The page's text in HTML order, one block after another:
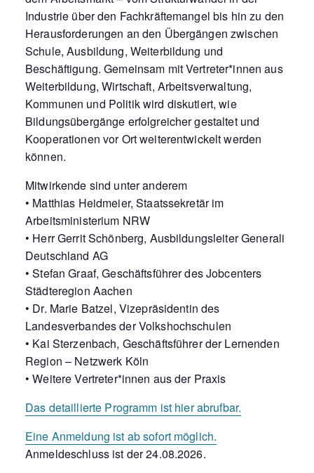
Industrie über den Fachkräftemangel bis hin zu den
Herausforderungen an den Übergängen zwischen
Schule, Ausbildung, Weiterbildung und
Beschäftigung. Gemeinsam mit Vertreter*innen aus
Weiterbildung, Wirtschaft, Arbeitsverwaltung,
Kommunen und Politik wird diskutiert, wie
Bildungsübergänge erfolgreicher gestaltet und
Kooperationen vor Ort weiterentwickelt werden
können.
Mitwirkende sind unter anderem
• Matthias Heidmeier, Staatssekretär im
Arbeitsministerium NRW
• Herr Gerrit Schönberg, Ausbildungsleiter Generali
Deutschland AG
• Stefan Graaf, Geschäftsführer des Jobcenters
Städteregion Aachen
• Dr. Marie Batzel, Vizepräsidentin des
Landesverbandes der Volkshochschulen
• Kai Sterzenbach, Geschäftsführer der Lernenden
Region – Netzwerk Köln
• Weitere Vertreter*innen aus der Praxis
Das detaillierte Programm ist hier abrufbar.
Eine Anmeldung ist ab sofort möglich.
Anmeldeschluss ist der 24.08.2026.